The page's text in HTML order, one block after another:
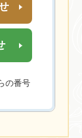
の番号